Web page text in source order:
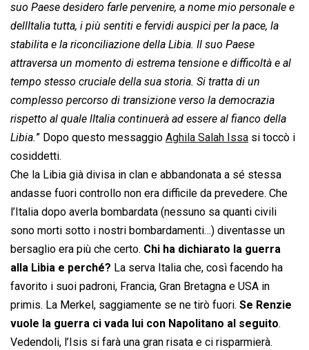
suo Paese desidero farle pervenire, a nome mio personale e
dellItalia tutta, i più sentiti e fervidi auspici per la pace, la
stabilita e la riconciliazione della Libia. Il suo Paese
attraversa un momento di estrema tensione e difficoltà e al
tempo stesso cruciale della sua storia. Si tratta di un
complesso percorso di transizione verso la democrazia
rispetto al quale lItalia continuerà ad essere al fianco della
Libia.” Dopo questo messaggio Aghila Salah Issa si toccò i
cosiddetti.
Che la Libia già divisa in clan e abbandonata a sé stessa
andasse fuori controllo non era difficile da prevedere. Che
l’Italia dopo averla bombardata (nessuno sa quanti civili
sono morti sotto i nostri bombardamenti…) diventasse un
bersaglio era più che certo. Chi ha dichiarato la guerra
alla Libia e perché? La serva Italia che, così facendo ha
favorito i suoi padroni, Francia, Gran Bretagna e USA in
primis. La Merkel, saggiamente se ne tirò fuori. Se Renzie
vuole la guerra ci vada lui con Napolitano al seguito.
Vedendoli, l’Isis si farà una gran risata e ci risparmierà.